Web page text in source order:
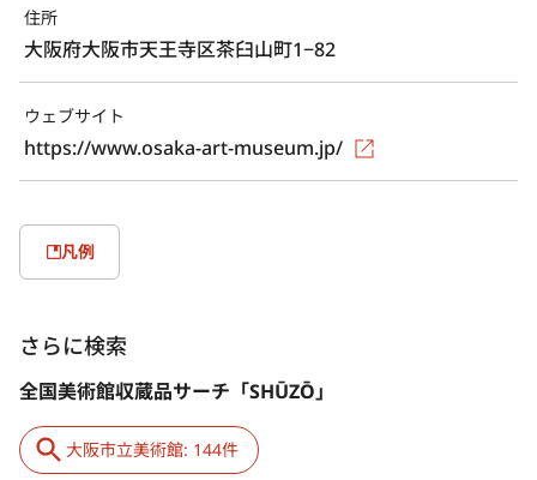
住所
大阪府大阪市天王寺区茶臼山町1−82
ウェブサイト
https://www.osaka-art-museum.jp/
凡例
さらに検索
全国美術館収蔵品サーチ「SHŪZŌ」
大阪市立美術館: 144件